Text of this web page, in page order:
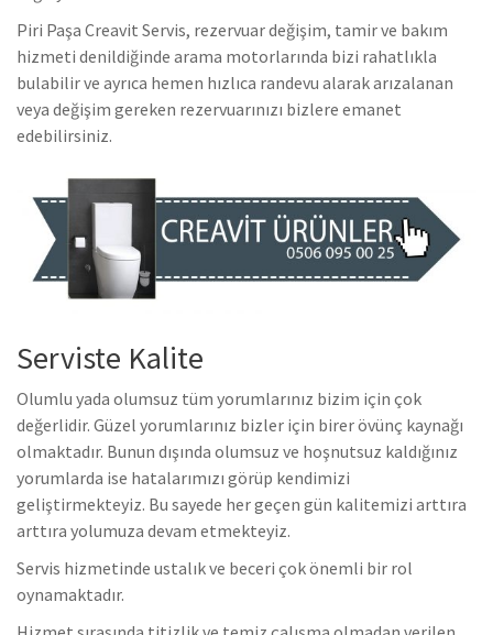
Piri Paşa Creavit Servis, rezervuar değişim, tamir ve bakım
hizmeti denildiğinde arama motorlarında bizi rahatlıkla
bulabilir ve ayrıca hemen hızlıca randevu alarak arızalanan
veya değişim gereken rezervuarınızı bizlere emanet
edebilirsiniz.
Serviste Kalite
Olumlu yada olumsuz tüm yorumlarınız bizim için çok
değerlidir. Güzel yorumlarınız bizler için birer övünç kaynağı
olmaktadır. Bunun dışında olumsuz ve hoşnutsuz kaldığınız
yorumlarda ise hatalarımızı görüp kendimizi
geliştirmekteyiz. Bu sayede her geçen gün kalitemizi arttıra
arttıra yolumuza devam etmekteyiz.
Servis hizmetinde ustalık ve beceri çok önemli bir rol
oynamaktadır.